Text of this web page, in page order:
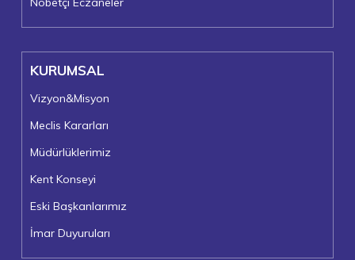
KURUMSAL
Vizyon&Misyon
Meclis Kararları
Müdürlüklerimiz
Kent Konseyi
Eski Başkanlarımız
İmar Duyuruları